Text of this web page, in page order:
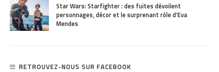
Star Wars: Starfighter : des fuites dévoilent
personnages, décor et le surprenant rôle d’Eva
Mendes
RETROUVEZ-NOUS SUR FACEBOOK